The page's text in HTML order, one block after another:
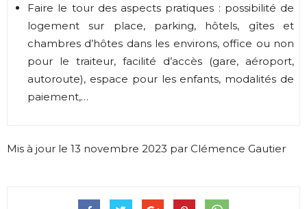
Faire le tour des aspects pratiques : possibilité de
logement sur place, parking, hôtels, gîtes et
chambres d’hôtes dans les environs, office ou non
pour le traiteur, facilité d’accès (gare, aéroport,
autoroute), espace pour les enfants, modalités de
paiement,…
Mis à jour le 13 novembre 2023 par Clémence Gautier